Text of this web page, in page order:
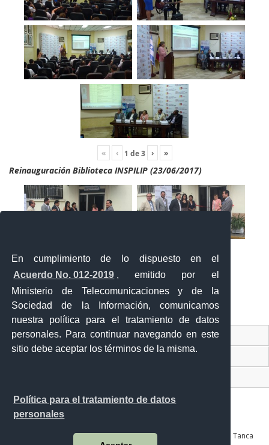
En cumplimiento de lo dispuesto en el
Acuerdo No. 012-2019 , emitido por el
Ministerio de Telecomunicaciones y de la
Sociedad de la Información, comunicamos
nuestra política para el tratamiento de datos
personales. Para continuar navegando en este
sitio debe aceptar los términos de la misma.
Política para el tratamiento de datos
personales
« ‹ 1 de3 › »
Reinauguración Biblioteca INSPILIP (23/06/2017)
Contacto Ciudadano Digital
Av. Julián Coronel 905 entre Esmeraldas y José Mascote Av. Juan Tanca